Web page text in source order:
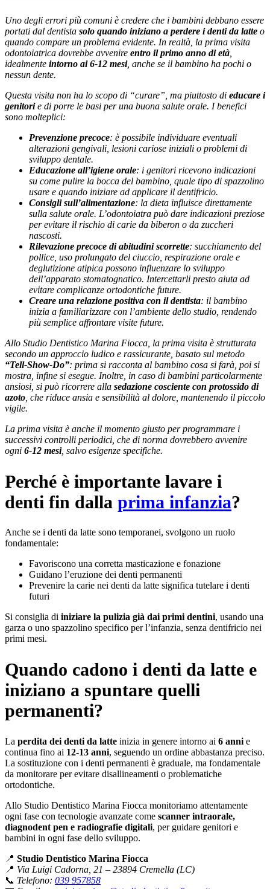
Uno degli errori più comuni è credere che i bambini debbano essere
portati dal dentista solo quando iniziano a perdere i denti da latte o
quando compare un problema evidente. In realtà, la prima visita
odontoiatrica dovrebbe avvenire entro il primo anno di età
idealmente intorno ai 6-12 mesi, anche se il bambino ha pochi o
nessun dente.
Questa visita non ha lo scopo di “curare”, ma piuttosto di educare i
genitorie di porre le basi per una buona salute orale. I benefici
sono molteplici:
Prevenzione precoce: è possibile individuare eventuali
alterazioni gengivali, lesioni cariose iniziali o problemi di
sviluppo dentale.
Educazione all’igiene orale: i genitori ricevono indicazioni
su come pulire la bocca del bambino, quale tipo di spazzolino
usare e quando iniziare ad applicare il dentifricio.
Consigli sull’alimentazione: la dieta influisce direttamente
sulla salute orale. L’odontoiatra può dare indicazioni preziose
per evitare il rischio di carie da biberon o da zuccheri
nascosti.
Rilevazione precoce di abitudini scorrette: succhiamento del
pollice, uso prolungato del ciuccio, respirazione orale e
deglutizione atipica possono influenzare lo sviluppo
dell’apparato stomatognatico. Intercettarli presto aiuta ad
evitare complicanze ortodontiche future.
Creare una relazione positiva con il dentista: il bambino
inizia a familiarizzare con l’ambiente dello studio, rendendo
più semplice affrontare visite future.
Allo Studio Dentistico Marina Fiocca, la prima visita è strutturata
secondo un approccio ludico e rassicurante, basato sul metodo
“Tell-Show-Do”: prima si racconta al bambino cosa si farà, poi si
mostra, infine si esegue. Inoltre, in caso di bambini particolarmente
ansiosi, si può ricorrere alla sedazione cosciente con protossido di
azoto , che riduce ansia e sensibilità al dolore, mantenendo il piccolo
vigile.
La prima visita è anche il momento giusto per programmare i
successivi controlli periodici, che di norma dovrebbero avvenire
ogni 6-12 mesi, salvo esigenze specifiche.
Perché è importante lavare i
denti fin dalla prima infanzia?
Anche se i denti da latte sono temporanei, svolgono un ruolo
fondamentale:
Favoriscono una corretta masticazione e fonazione
Guidano l’eruzione dei denti permanenti
Prevenire la carie nei denti da latte significa tutelare i denti
futuri
Si consiglia di iniziare la pulizia già dai primi dentini, usando una
garza o uno spazzolino specifico per l’infanzia, senza dentifricio nei
primi mesi.
Quando cadono i denti da latte e
iniziano a spuntare quelli
permanenti?
La perdita dei denti da latte inizia in genere intorno ai 6 anni e
continua fino ai 12-13 anni, seguendo un ordine abbastanza preciso.
La sostituzione con i denti permanenti è graduale, ma fondamentale
da monitorare per evitare disallineamenti o problematiche
ortodontiche.
Allo Studio Dentistico Marina Fiocca monitoriamo attentamente
ogni fase con tecnologie avanzate come scanner intraorale,
diagnodent pen e radiografie digitali, per guidare genitori e
bambini in ogni fase dello sviluppo.
📍 Studio Dentistico Marina Fiocca
📍 Via Luigi Cadorna, 21 – 23894 Cremella (LC)
📞 Telefono: 039 957858